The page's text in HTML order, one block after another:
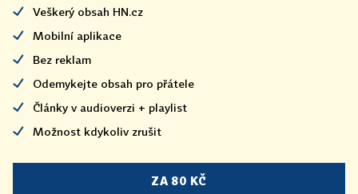
Veškerý obsah HN.cz
Mobilní aplikace
Bez reklam
Odemykejte obsah pro přátele
Články v audioverzi + playlist
Možnost kdykoliv zrušit
ZA 80 KČ